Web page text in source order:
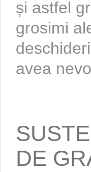
și astfel
grosimi
avea
DE